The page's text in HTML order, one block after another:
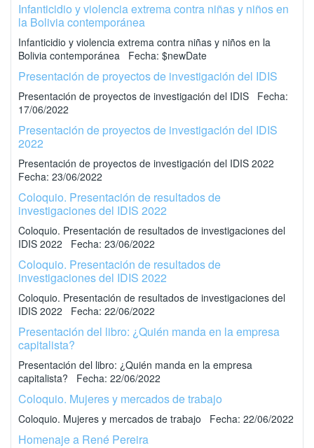
Infanticidio y violencia extrema contra niñas y niños en
la Bolivia contemporánea
Infanticidio y violencia extrema contra niñas y niños en la
Bolivia contemporánea Fecha: $newDate
Presentación de proyectos de investigación del IDIS
Presentación de proyectos de investigación del IDIS Fecha:
17/06/2022
Presentación de proyectos de investigación del IDIS
2022
Presentación de proyectos de investigación del IDIS 2022
Fecha: 23/06/2022
Coloquio. Presentación de resultados de
investigaciones del IDIS 2022
Coloquio. Presentación de resultados de investigaciones del
IDIS 2022 Fecha: 23/06/2022
Coloquio. Presentación de resultados de
investigaciones del IDIS 2022
Coloquio. Presentación de resultados de investigaciones del
IDIS 2022 Fecha: 22/06/2022
Presentación del libro: ¿Quién manda en la empresa
capitalista?
Presentación del libro: ¿Quién manda en la empresa
capitalista? Fecha: 22/06/2022
Coloquio. Mujeres y mercados de trabajo
Coloquio. Mujeres y mercados de trabajo Fecha: 22/06/2022
Homenaje a René Pereira